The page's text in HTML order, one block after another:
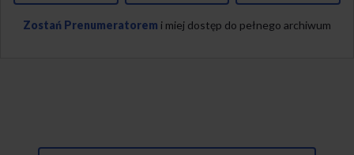
Zostań Prenumeratorem i miej dostęp do pełnego archiwum